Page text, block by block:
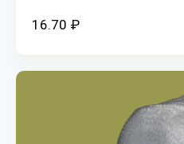
16.70 ₽